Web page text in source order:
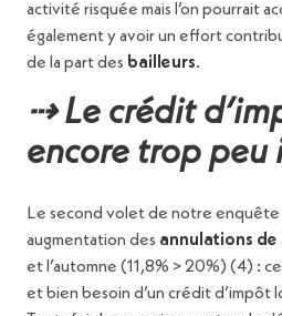
activité risquée mais l’on pourrait
également y avoir un effort
de la part des bailleurs.
⇢ Le crédit
encore trop peu
Le second volet de notre enquête
augmentation des annulations de
et l’automne (11,8% > 20%) (4) :
et bien besoin d’un crédit d’impôt